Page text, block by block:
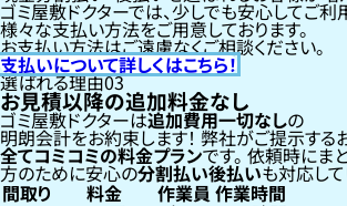
ゴミ屋敷ドクターでは、少しでも安心してご利
様々な支払い方法をご用意しております。
お支払い方法はご遠慮なくご相談ください。
支払いについて詳しくはこちら！
選ばれる理由03
お見積以降の追加料金なし
ゴミ屋敷ドクターは追加費用一切なしの
明朗会計をお約束します！弊社がご提示する
全てコミコミの料金プランです。依頼時にま
方のために安心の分割払い後払いも対応して
間取り 料金 作業員 作業時間